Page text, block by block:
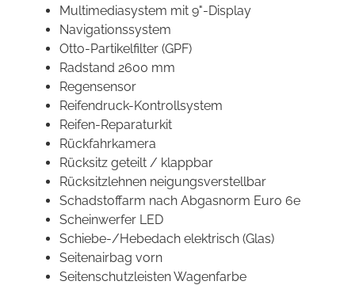
Multimediasystem mit 9"-Display
Navigationssystem
Otto-Partikelfilter (GPF)
Radstand 2600 mm
Regensensor
Reifendruck-Kontrollsystem
Reifen-Reparaturkit
Rückfahrkamera
Rücksitz geteilt / klappbar
Rücksitzlehnen neigungsverstellbar
Schadstoffarm nach Abgasnorm Euro 6e
Scheinwerfer LED
Schiebe-/Hebedach elektrisch (Glas)
Seitenairbag vorn
Seitenschutzleisten Wagenfarbe